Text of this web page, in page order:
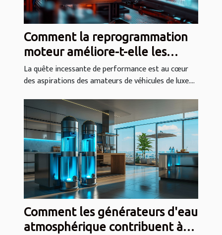
Comment la reprogrammation
moteur améliore-t-elle les
performances des véhicules de
luxe ?
La quête incessante de performance est au cœur
des aspirations des amateurs de véhicules de luxe....
Comment les générateurs d'eau
atmosphérique contribuent à